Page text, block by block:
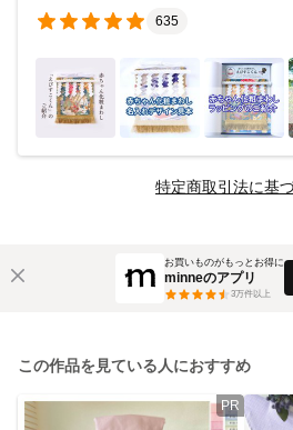
635
特定商取引法に基
お買いものがもっとお得に
minneのアプリ
3万件以上
この作品を見ている人におすすめ
PR